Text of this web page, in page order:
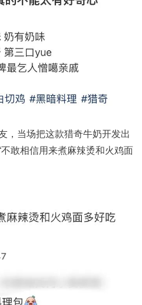
，当场把这款猎奇牛奶开发出
敢相信用来煮麻辣烫和火鸡面